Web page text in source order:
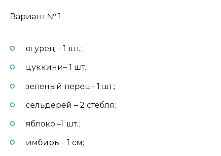
Вариант № 1
огурец – 1 шт.;
цуккини– 1 шт.;
зеленый перец– 1 шт.;
сельдерей – 2 стебля;
яблоко –1 шт.;
имбирь – 1 см;